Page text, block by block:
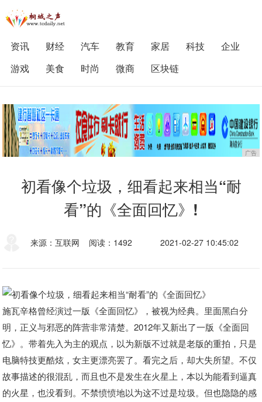
资讯 财经 汽车 教育 家居 科技
企业
游戏
美食 时尚 微商 区块链
广告
初看像个垃圾，细看起来相当“耐
看”的《全面回忆》!
来源：互联网 阅读：1492 2021-02-27 10:45:02
施瓦辛格曾经演过一版《全面回忆》，被视为经典。里面黑白分
明，正义与邪恶的阵营非常清楚。2012年又新出了一版《全面回
忆》。带着先入为主的观点，以为新版不过就是老版的重拍，只是
电脑特技更酷炫，女主更漂亮罢了。看完之后，却大失所望。不仅
故事描述的很混乱，而且也不是发生在火星上，本以为能看到逼真
的火星，也没看到。不禁愤愤地以为这不过是垃圾。但也隐隐的感